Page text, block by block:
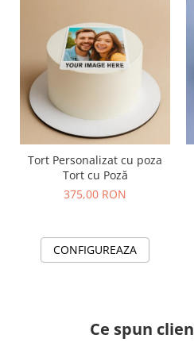
Tort Personalizat cu poza
Tort cu Poză
375,00 RON
CONFIGUREAZA
Ce spun